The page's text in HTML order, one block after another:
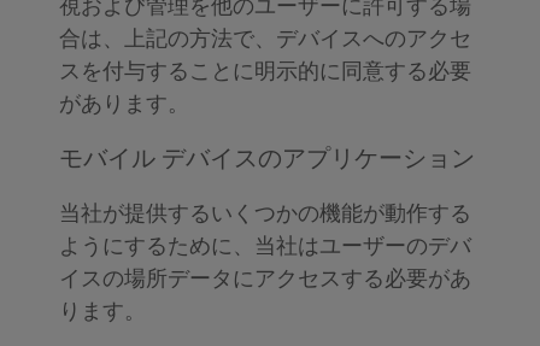
視および管理を他のユーザーに許可する場
合は、上記の方法で、デバイスへのアクセ
スを付与することに明示的に同意する必要
があります。
モバイル デバイスのアプリケーション
当社が提供するいくつかの機能が動作する
ようにするために、当社はユーザーのデバ
イスの場所データにアクセスする必要があ
ります。